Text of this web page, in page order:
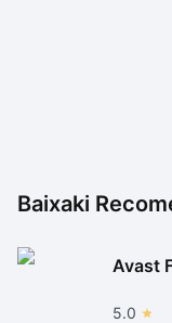
Baixaki
Avast
5.0